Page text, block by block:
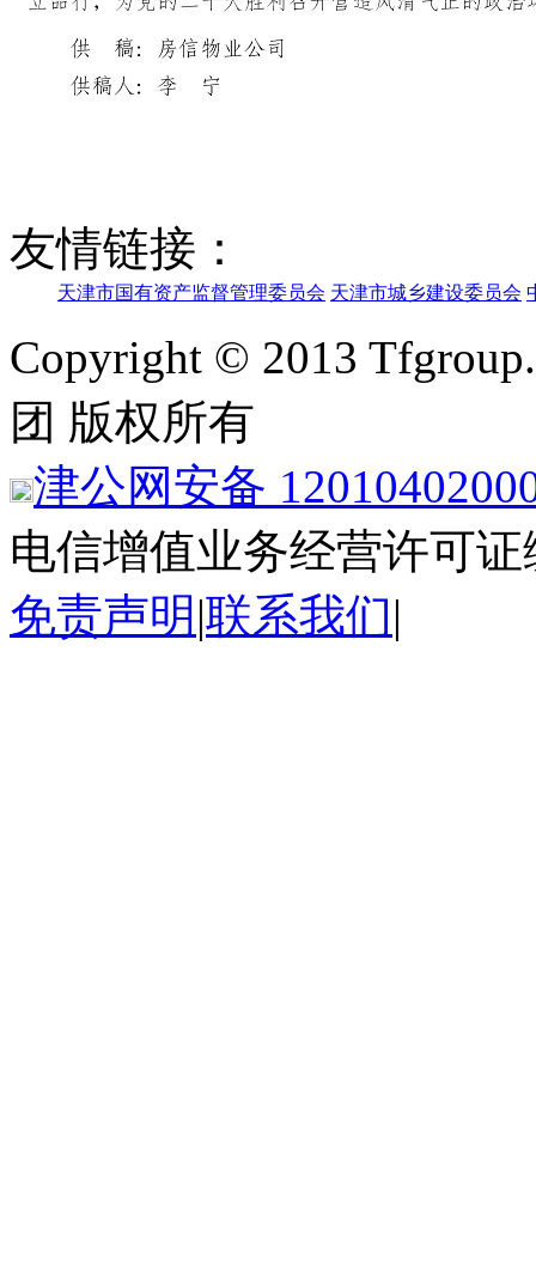
友情链接：
天津市国有资产监督管理委员会 天津市城乡建设委员会
Copyright © 2013
团 版权所有
津公网安备
电信增值业务经营许可证
免责声明 |联系我们|